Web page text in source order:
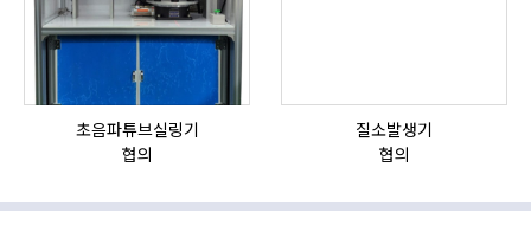
초음파튜브실링기
협의
질소발생기
협의